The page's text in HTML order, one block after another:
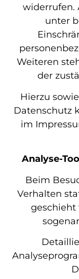
widerrufen.
unter
Weiteren
der
Hierzu
Datenschutz
im
Analyse-
Beim
Verhalten
geschieht